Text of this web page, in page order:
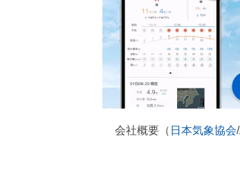
会社概要（ 日本気象協会/